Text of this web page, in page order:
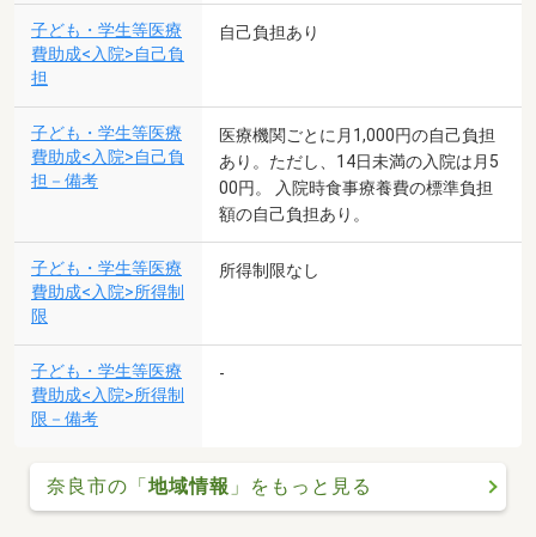
子ども・学生等医療
費助成<入院>自己負
担
自己負担あり
子ども・学生等医療
費助成<入院>自己負
担－備考
医療機関ごとに月1,000円の自己負担
あり。ただし、14日未満の入院は月5
00円。 入院時食事療養費の標準負担
額の自己負担あり。
子ども・学生等医療
費助成<入院>所得制
限
所得制限なし
子ども・学生等医療
費助成<入院>所得制
限－備考
-
奈良市の「 地域情報 」をもっと見る